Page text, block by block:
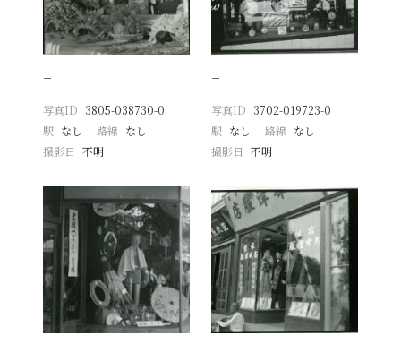
−
写真ID 3805-038730-0
駅 なし 路線 なし
撮影日
不明
−
写真ID 3702-019723-0
駅 なし 路線 なし
撮影日 不明